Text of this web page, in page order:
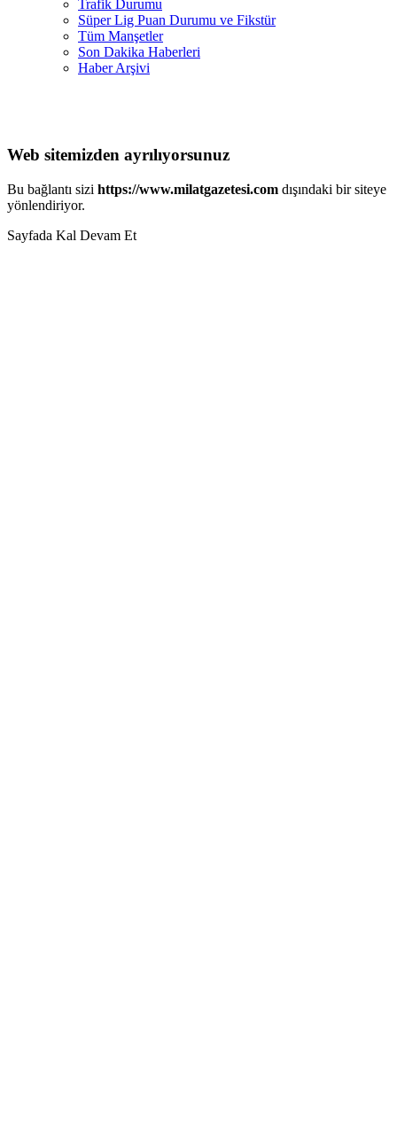
Trafik Durumu
Süper Lig Puan Durumu ve Fikstür
Tüm Manşetler
Son Dakika Haberleri
Haber Arşivi
Web sitemizden ayrılıyorsunuz
Bu bağlantı sizi https://www.milatgazetesi.com dışındaki bir siteye
yönlendiriyor.
Sayfada Kal Devam Et